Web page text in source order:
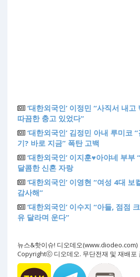
‘대한외국인’ 이정민 “사직서 내
따끔한 충고 있었다”
‘대한외국인’ 김정민 아내 루미코
기? 바로 지금” 폭탄 고백
‘대한외국인’ 이지훈♥아야네 부부
달콤한 신혼 자랑
‘대한외국인’ 이영현 “여성 4대 보
감사해”
‘대한외국인’ 이수지 “아들, 점점
유 달라며 운다”
뉴스&핫이슈! 디오데오(www.diodeo.com)
Copyrightⓒ 디오데오. 무단전재 및 재배포